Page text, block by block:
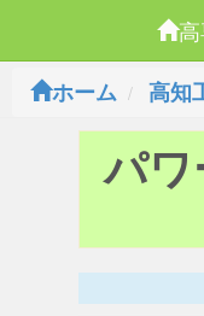
ホーム
高知
パ